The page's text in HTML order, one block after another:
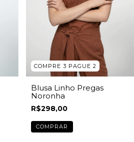
COMPRE 3 PAGUE 2
Blusa Linho Pregas
Noronha
R$298,00
COMPRAR